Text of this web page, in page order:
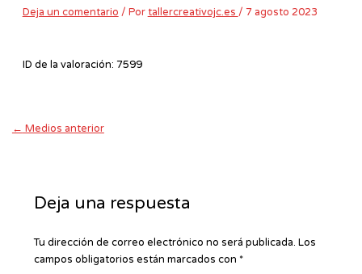
Deja un comentario / Portallercreativojc.es / 7 agosto 2023
ID de la valoración: 7599
← Medios anterior
Deja una respuesta
Tu dirección de correo electrónico no será publicada. Los
campos obligatorios están marcados con *